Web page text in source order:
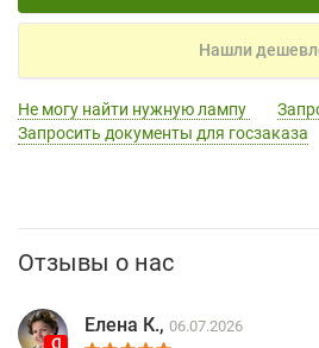
Нашли
Не могу найти нужную лампу
Запросить документы для госзаказа
Отзывы о нас
Елена К., 06.07.2026